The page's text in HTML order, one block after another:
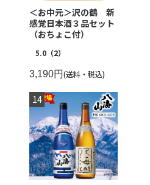
＜お中元＞沢の鶴 新
感覚日本酒３品セット
（おちょこ付）
5.0 （2）
3,190円(送料・税込)